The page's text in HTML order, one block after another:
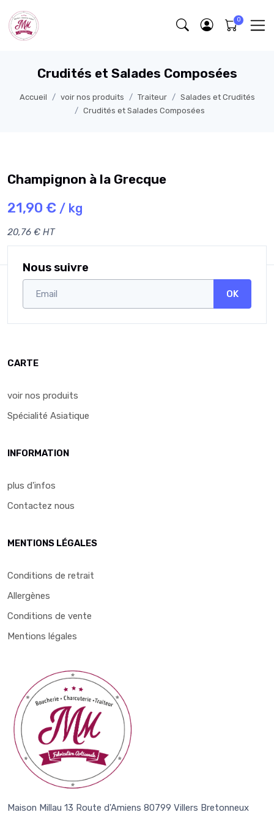
Crudités et Salades Composées
Accueil voir nos produits Traiteur
Salades et Crudités
Crudités et Salades Composées
Champignon à la Grecque
21,90 € / kg
20,76 € HT
Nous suivre
OK
CARTE
voir nos produits
Spécialité Asiatique
INFORMATION
plus d'infos
Contactez nous
MENTIONS LÉGALES
Conditions de retrait
Allergènes
Conditions de vente
Mentions légales
Maison Millau 13 Route d'Amiens 80799 Villers Bretonneux